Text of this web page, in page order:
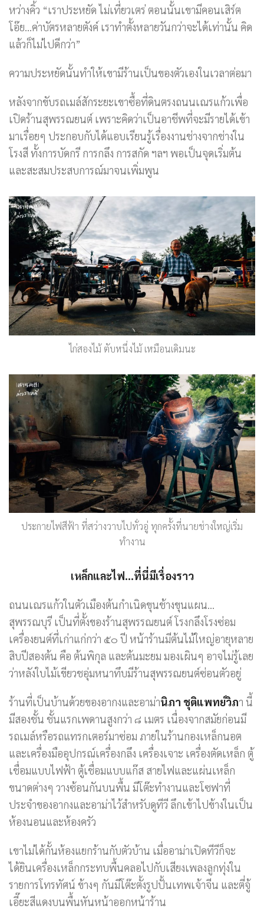
หว่างคิ้ว “เราประหยัด ไม่เที่ยวเตร่ ตอนนั้นเขามีคอนเสิร์ต
โอ๊ย…ค่าบัตรหลายตังค์ เราทำตั้งหลายวันกว่าจะได้เท่านั้น คิด
แล้วก็ไม่ไปดีกว่า”
ความประหยัดนั้นทำให้เขามีร้านเป็นของตัวเองในเวลาต่อมา
หลังจากขับรถเมล์สักระยะเขาซื้อที่ดินตรงถนนเณรแก้วเพื่อ
เปิดร้านสุพรรณยนต์ เพราะคิดว่าเป็นอาชีพที่จะมีรายได้เข้า
มาเรื่อยๆ ประกอบกับได้แอบเรียนรู้เรื่องงานช่างจากช่างใน
โรงสี ทั้งการบัดกรี การกลึง การสกัด ฯลฯ พอเป็นจุดเริ่มต้น
และสะสมประสบการณ์มาจนเพิ่มพูน
ไก่สองไม้ ตับหนึ่งไม้ เหมือนเดิมนะ
ประกายไฟสีฟ้า ที่สว่างวาบไปทั่วอู่ ทุกครั้งที่นายช่างใหญ่เริ่ม
ทำงาน
เหล็กและไฟ…ที่นี่มีเรื่องราว
ถนนเณรแก้วในตัวเมืองต้นกำเนิดขุนช้างขุนแผน…
สุพรรณบุรี เป็นที่ตั้งของร้านสุพรรณยนต์ โรงกลึงโรงซ่อม
เครื่องยนต์ที่เก่าแก่กว่า ๕๐ ปี หน้าร้านมีต้นไม้ใหญ่อายุหลาย
สิบปีสองต้น คือ ต้นพิกุล และต้นมะยม มองเผินๆ อาจไม่รู้เลย
ว่าหลังใบไม้เขียวชอุ่มหนาทึบมีร้านสุพรรณยนต์ซ่อนตัวอยู่
ร้านที่เป็นบ้านด้วยของอากงและอาม่านิภา ชุติแพทย์วิภา นี้
มีสองชั้น ชั้นแรกเพดานสูงกว่า ๘ เมตร เนื่องจากสมัยก่อนมี
รถเมล์หรือรถแทรกเตอร์มาซ่อม ภายในร้านกองเหล็กนอต
และเครื่องมืออุปกรณ์เครื่องกลึง เครื่องเจาะ เครื่องตัดเหล็ก ตู้
เชื่อมแบบไฟฟ้า ตู้เชื่อมแบบแก๊ส สายไฟและแผ่นเหล็ก
ขนาดต่างๆ วางซ้อนกันบนพื้น มีโต๊ะทำงานและโซฟาที่
ประจำของอากงและอาม่าไว้สำหรับดูทีวี ลึกเข้าไปข้างในเป็น
ห้องนอนและห้องครัว
เขาไม่ได้กั้นห้องแยกร้านกับตัวบ้าน เมื่ออาม่าเปิดทีวีก็จะ
ได้ยินเครื่องเหล็กกระทบพื้นคลอไปกับเสียงเพลงลูกทุ่งใน
รายการโทรทัศน์ ข้างๆ กันมีโต๊ะตั้งรูปปั้นเทพเจ้าจีน และตี่จู้
เอี๊ยะสีแดงบนพื้นหันหน้าออกหน้าร้าน